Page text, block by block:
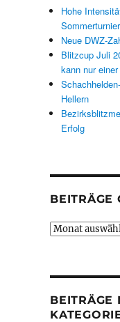
Hohe
Sommerturnier
Neue DWZ-
Blitzcup Juli
kann nur
Hellern
Erfolg
BEITRÄGE
Beiträge
BEITRÄGE